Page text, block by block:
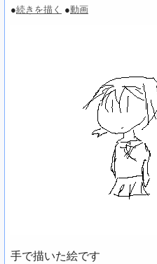
●続きを描く ●動画
手で描いた絵です